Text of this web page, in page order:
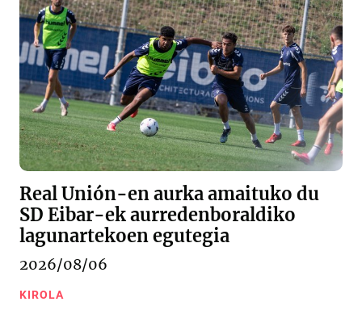
Real Unión-en aurka amaituko du
SD Eibar-ek aurredenboraldiko
lagunartekoen egutegia
2026/08/06
KIROLA